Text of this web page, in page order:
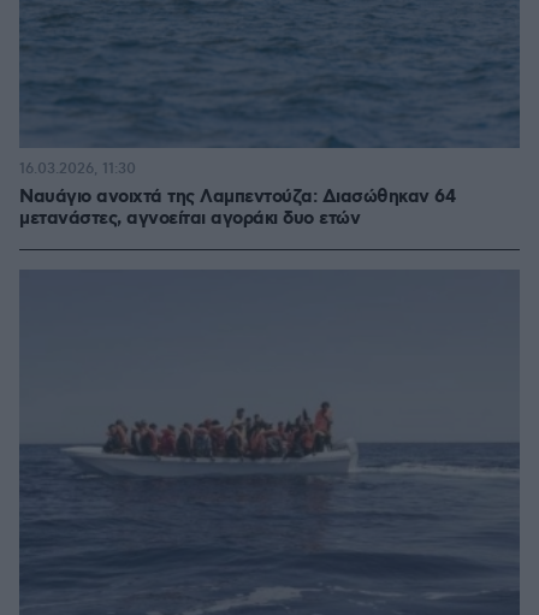
Ναυάγιο ανοιχτά της Λαμπεντούζα: Διασώθηκαν 64
μετανάστες, αγνοείται αγοράκι δυο ετών
16.03.2026, 11:30